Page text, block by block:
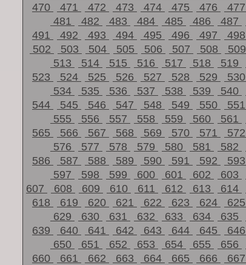
470
471 472 473 474 475 476 477
481
482 483 484 485 486 487
491
492 493 494 495 496 497 498
502
503 504 505 506 507 508 509
513
514 515 516 517 518 519
523
524 525 526 527 528 529 530
534
535 536 537 538 539 540
544
545 546 547 548 549 550 551
555
556 557 558 559 560 561
565
566 567 568 569 570 571 572
576
577 578 579 580 581 582
586
587 588 589 590 591 592 593
597
598 599 600 601 602 603
607
608 609 610 611 612 613 614
618
619 620 621 622 623 624 625
629
630 631 632 633 634 635
639
640 641 642 643 644 645 646
650
651 652 653 654 655 656
660
661 662 663 664 665 666 667